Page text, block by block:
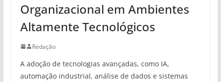
Organizacional em Ambientes
Altamente Tecnológicos
Redação
A adoção de tecnologias avançadas, como IA,
automação industrial, análise de dados e sistemas